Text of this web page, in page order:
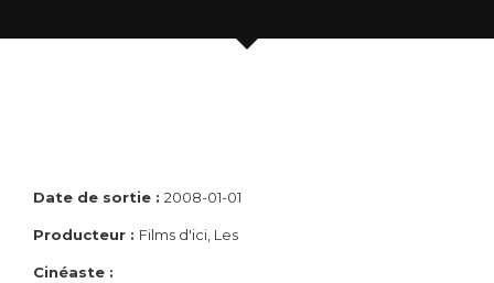
Date de sortie : 2008-01-01
Producteur : Films d'ici, Les
Cinéaste :